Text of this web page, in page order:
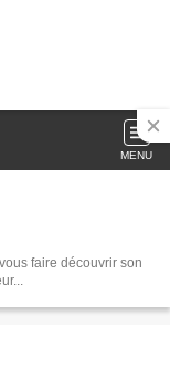
MENU
faire découvrir son